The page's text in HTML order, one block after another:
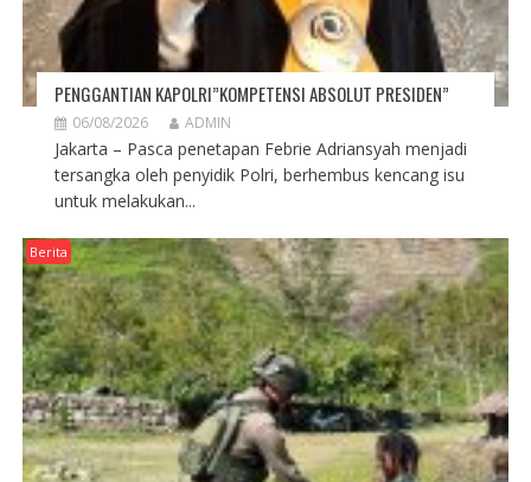
PENGGANTIAN KAPOLRI”KOMPETENSI ABSOLUT PRESIDEN”
06/08/2026 ADMIN
Jakarta – Pasca penetapan Febrie Adriansyah menjadi
tersangka oleh penyidik Polri, berhembus kencang isu
untuk melakukan...
Berita